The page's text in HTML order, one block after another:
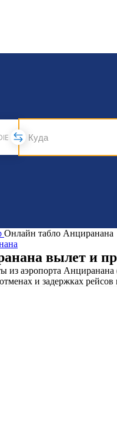
Онлайн табло Анциранана
вылет и
аэропорта
и задержках рейсов